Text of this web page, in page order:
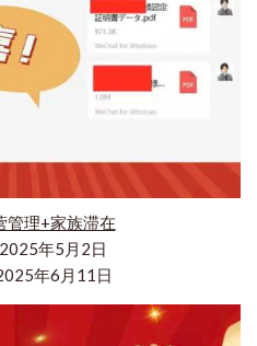
管理+家族滞在
年5月2日
年6月11日